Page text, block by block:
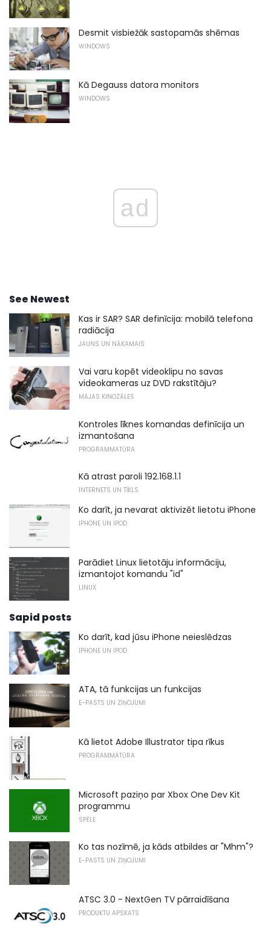
Desmit visbiežāk sastopamās shēmas
WINDOWS
Kā Degauss datora monitors
WINDOWS
ad
See Newest
Kas ir SAR? SAR definīcija: mobilā telefona
radiācija
JAUNS UN NĀKAMAIS
Vai varu kopēt videoklipu no savas
videokameras uz DVD rakstītāju?
MĀJAS KINOZĀLES
Kontroles līknes komandas definīcija un
izmantošana
PROGRAMMATŪRA
Kā atrast paroli 192.168.1.1
INTERNETS UN TĪKLS
Ko darīt, ja nevarat aktivizēt lietotu iPhone
IPHONE UN IPOD
Parādiet Linux lietotāju informāciju,
izmantojot komandu "id"
LINUX
Sapid posts
Ko darīt, kad jūsu iPhone neieslēdzas
IPHONE UN IPOD
ATA, tā funkcijas un funkcijas
E-PASTS UN ZIŅOJUMI
Kā lietot Adobe Illustrator tipa rīkus
PROGRAMMATŪRA
Microsoft paziņo par Xbox One Dev Kit
programmu
SPĒLE
Ko tas nozīmē, ja kāds atbildes ar "Mhm"?
E-PASTS UN ZIŅOJUMI
ATSC 3.0 - NextGen TV pārraidīšana
PRODUKTU APSKATS